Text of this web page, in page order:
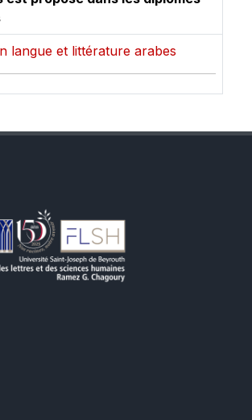
langue et littérature arabes